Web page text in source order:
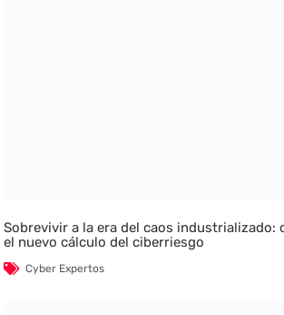
Sobrevivir a la era del caos industrializado:
el nuevo cálculo del ciberriesgo
Cyber Expertos